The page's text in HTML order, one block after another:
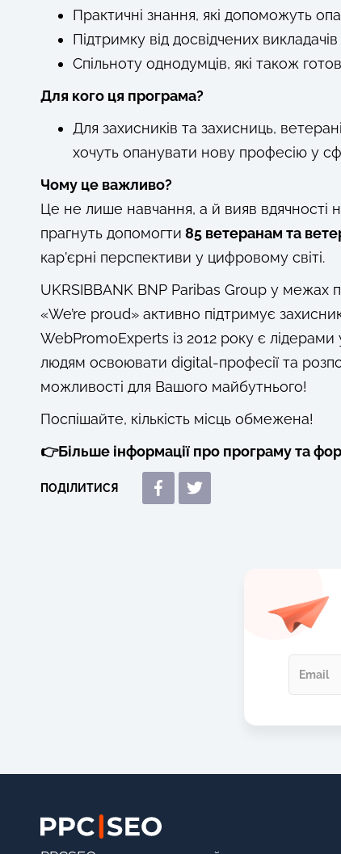
Практичні знання, які допоможуть
Підтримку від досвідчених викладачів
Спільноту однодумців, які також
Для кого ця програма?
Для​ захисників та захисниць,
хочуть опанувати нову професію у
Чому це важливо?
​Це не лише навчання, а й вияв
прагнуть допомогти 85 ветеранам та
кар’єрні перспективи у цифровому світі.
UKRSIBBANK BNP Paribas Group у межах
«We’re proud» активно підтримує
WebPromoExperts із 2012 року є
людям освоювати digital-професії та
можливості для Вашого майбутнього!
Поспішайте, кількість місць обмежена!
👉Більше інформації про програму та
ПОДІЛИТИСЯ